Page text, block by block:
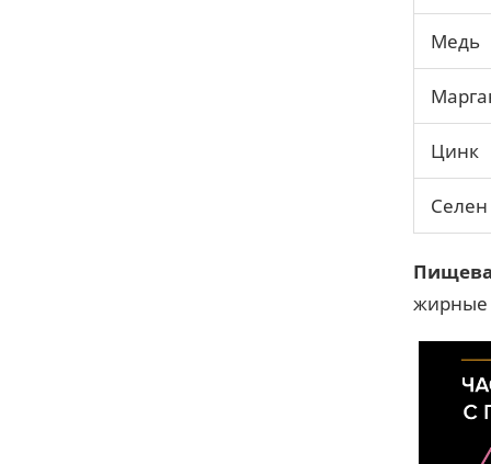
Медь
Цинк
Селен
жирные